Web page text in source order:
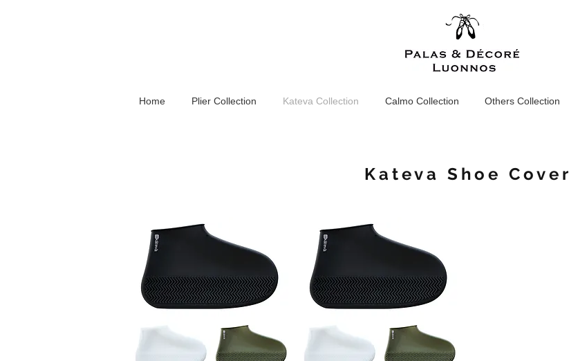
Home Plier Collection Kateva Collection Calmo Collection Others Collection
Kateva Shoe Cover